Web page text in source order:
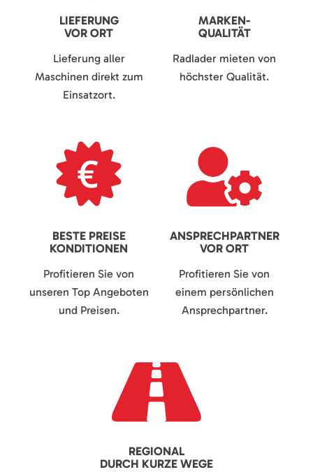
LIEFERUNG
VOR ORT
Lieferung aller
Maschinen direkt zum
Einsatzort.
MARKEN-
QUALITÄT
Radlader mieten von
höchster Qualität.
BESTE PREISE
KONDITIONEN
Profitieren Sie von
unseren Top Angeboten
und Preisen.
ANSPRECHPARTNER
VOR ORT
Profitieren Sie von
einem persönlichen
Ansprechpartner.
REGIONAL
DURCH KURZE WEGE